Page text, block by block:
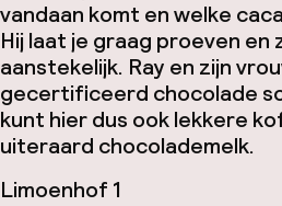
vandaan komt en welke
Hij laat je graag proeven en
aanstekelijk. Ray en zijn
gecertificeerd chocolade
kunt hier dus ook lekkere
uiteraard chocolademelk.
Limoenhof 1